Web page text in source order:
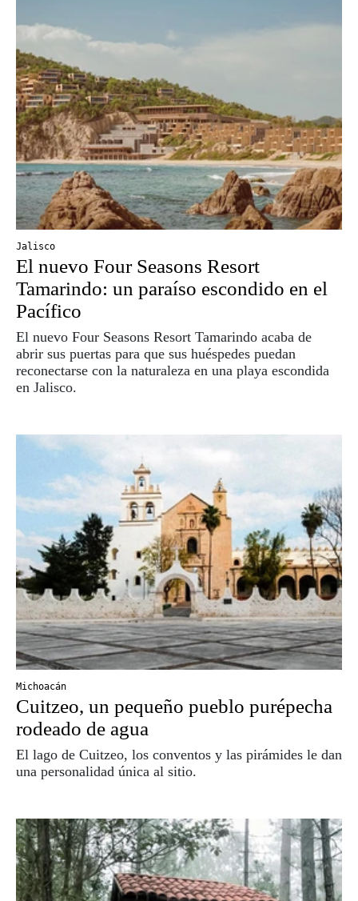
Jalisco
El nuevo Four Seasons Resort
Tamarindo: un paraíso escondido en el
Pacífico
El nuevo Four Seasons Resort Tamarindo acaba de
abrir sus puertas para que sus huéspedes puedan
reconectarse con la naturaleza en una playa escondida
en Jalisco.
Michoacán
Cuitzeo, un pequeño pueblo purépecha
rodeado de agua
El lago de Cuitzeo, los conventos y las pirámides le dan
una personalidad única al sitio.
Viaja con Travesías, recibe cada semana
crónicas, itinerarios, tips de insider y las
guías más completas.
Suscribirme